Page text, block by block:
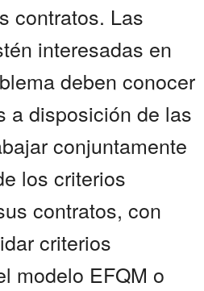
contratos. Las
interesadas en
deben conocer
a disposición de las
conjuntamente
los criterios
contratos, con
criterios
modelo EFQM o